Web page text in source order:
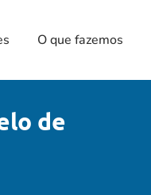
O que fazemos
de